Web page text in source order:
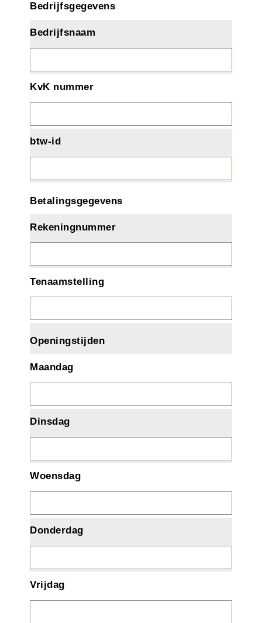
Bedrijfsgegevens
Bedrijfsnaam
KvK nummer
btw-id
Betalingsgegevens
Rekeningnummer
Tenaamstelling
Openingstijden
Maandag
Dinsdag
Woensdag
Donderdag
Vrijdag